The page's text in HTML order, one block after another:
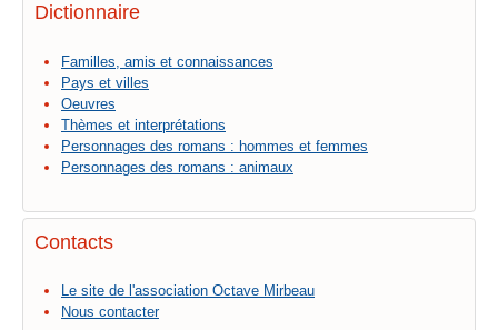
Dictionnaire
Familles, amis et connaissances
Pays et villes
Oeuvres
Thèmes et interprétations
Personnages des romans : hommes et femmes
Personnages des romans : animaux
Contacts
Le site de l'association Octave Mirbeau
Nous contacter